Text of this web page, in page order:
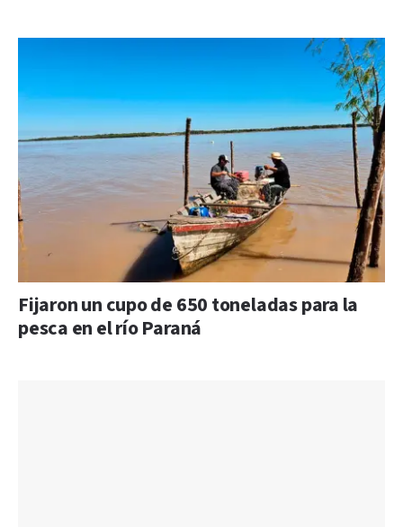
Fijaron un cupo de 650 toneladas para la
pesca en el río Paraná